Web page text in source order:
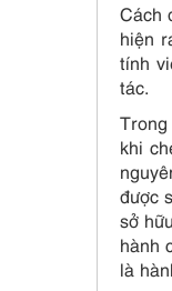
Cách
hiện
tính
tác.
khi
được
sở
hành
là